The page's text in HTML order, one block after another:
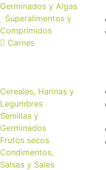
Germinados y Algas
Superalimentos y
Comprimidos
Carnes
Cereales, Harinas y
Legumbres
Semillas y
Germinados
Frutos secos
Condimentos,
Salsas y Sales